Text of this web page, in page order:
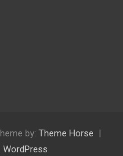
by: Theme Horse
WordPress